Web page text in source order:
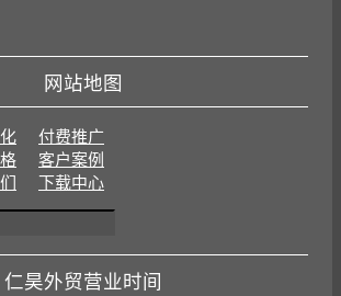
网站地图
付费推广
客户案例
下载中心
仁昊外贸营业时间